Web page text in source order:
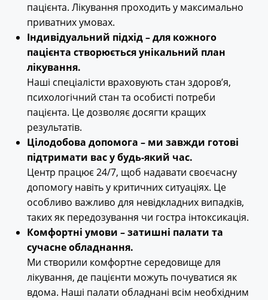
пацієнта. Лікування проходить у максимально
приватних умовах.
Індивідуальний підхід – для кожного
пацієнта створюється унікальний план
лікування.
Наші спеціалісти враховують стан здоров’я,
психологічний стан та особисті потреби
пацієнта. Це дозволяє досягти кращих
результатів.
Цілодобова допомога – ми завжди готові
підтримати вас у будь-який час.
Центр працює 24/7, щоб надавати своєчасну
допомогу навіть у критичних ситуаціях. Це
особливо важливо для невідкладних випадків,
таких як передозування чи гостра інтоксикація.
Комфортні умови – затишні палати та
сучасне обладнання.
Ми створили комфортне середовище для
лікування, де пацієнти можуть почуватися як
вдома. Наші палати обладнані всім необхідним